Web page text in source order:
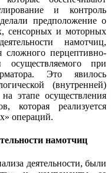
и конт­роль
пред­положение о
сен­сорных и моторных
намотчиц,
сложного перцептивно-
осуществляемого при
Это явилось
(внутренней)
этапе осуществления
которая реализуется
операций.
намотчиц
деятель­ности, были